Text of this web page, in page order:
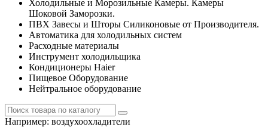
Холодильные и Морозильные Камеры. Камеры
Шоковой Заморозки.
ПВХ Завесы и Шторы Силиконовые от Производителя.
Автоматика для холодильных систем
Расходные материалы
Инструмент холодильщика
Кондиционеры Haier
Пищевое Оборудование
Нейтральное оборудование
Например: воздухоохладители